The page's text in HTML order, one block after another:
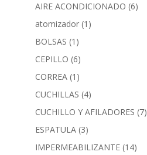
AIRE ACONDICIONADO (6)
atomizador (1)
BOLSAS (1)
CEPILLO (6)
CORREA (1)
CUCHILLAS (4)
CUCHILLO Y AFILADORES (7)
ESPATULA (3)
IMPERMEABILIZANTE (14)